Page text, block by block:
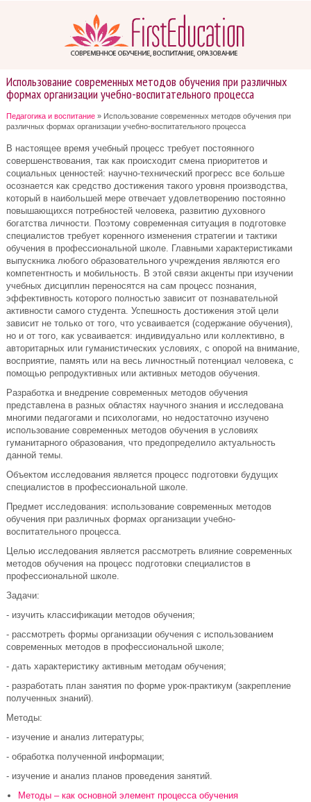
Использование современных методов обучения при различных
формах организации учебно-воспитательного процесса
Педагогика и воспитание » Использование современных методов обучения при
различных формах организации учебно-воспитательного процесса
В настоящее время учебный процесс требует постоянного
совершенствования, так как происходит смена приоритетов и
социальных ценностей: научно-технический прогресс все больше
осознается как средство достижения такого уровня производства,
который в наибольшей мере отвечает удовлетворению постоянно
повышающихся потребностей человека, развитию духовного
богатства личности. Поэтому современная ситуация в подготовке
специалистов требует коренного изменения стратегии и тактики
обучения в профессиональной школе. Главными характеристиками
выпускника любого образовательного учреждения являются его
компетентность и мобильность. В этой связи акценты при изучении
учебных дисциплин переносятся на сам процесс познания,
эффективность которого полностью зависит от познавательной
активности самого студента. Успешность достижения этой цели
зависит не только от того, что усваивается (содержание обучения),
но и от того, как усваивается: индивидуально или коллективно, в
авторитарных или гуманистических условиях, с опорой на внимание,
восприятие, память или на весь личностный потенциал человека, с
помощью репродуктивных или активных методов обучения.
Разработка и внедрение современных методов обучения
представлена в разных областях научного знания и исследована
многими педагогами и психологами, но недостаточно изучено
использование современных методов обучения в условиях
гуманитарного образования, что предопределило актуальность
данной темы.
Объектом исследования является процесс подготовки будущих
специалистов в профессиональной школе.
Предмет исследования: использование современных методов
обучения при различных формах организации учебно-
воспитательного процесса.
Целью исследования является рассмотреть влияние современных
методов обучения на процесс подготовки специалистов в
профессиональной школе.
Задачи:
- изучить классификации методов обучения;
- рассмотреть формы организации обучения с использованием
современных методов в профессиональной школе;
- дать характеристику активным методам обучения;
- разработать план занятия по форме урок-практикум (закрепление
полученных знаний).
Методы:
- изучение и анализ литературы;
- обработка полученной информации;
- изучение и анализ планов проведения занятий.
Методы – как основной элемент процесса обучения